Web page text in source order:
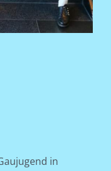
in